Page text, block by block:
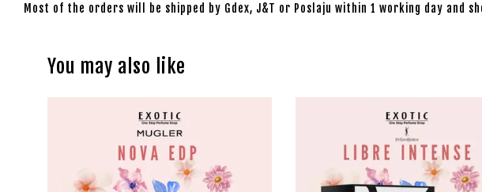
Most of the orders will be shipped by Gdex, J&T or Poslaju within 1 working day and
You may also like